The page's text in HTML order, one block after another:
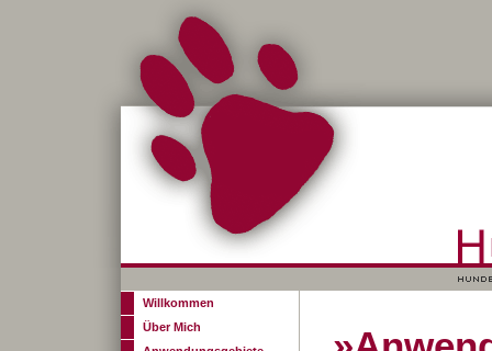
Willkommen
Über Mich